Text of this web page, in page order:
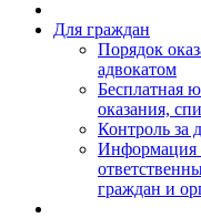
Для граждан
Порядок
адвокатом
Бесплатная
оказания,
Контроль за
Информация
граждан и